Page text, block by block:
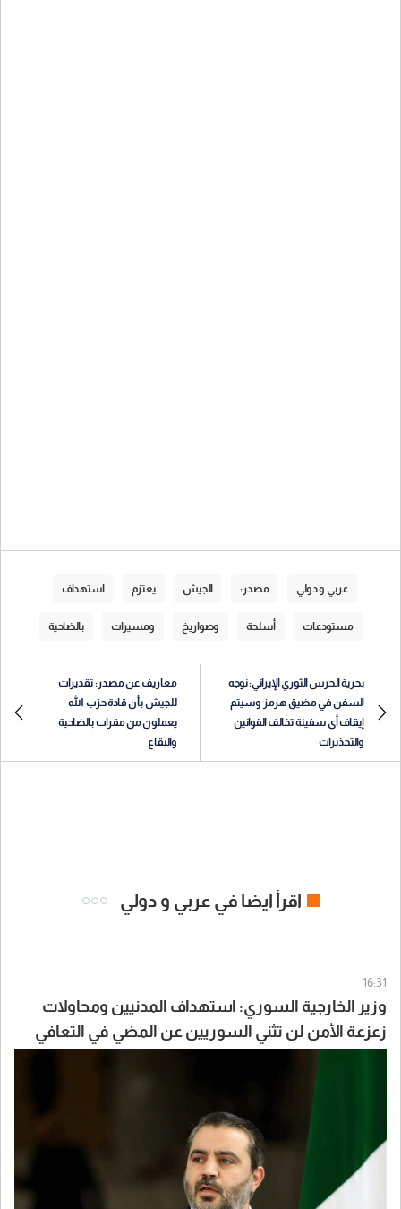
عربي و دولي مصدر: الجيش يعتزم استهداف
مستودعات أسلحة وصواريخ ومسيرات بالضاحية
بحرية الحرس الثوري الإيراني: نوجه
السفن في مضيق هرمز وسيتم
إيقاف أي سفينة تخالف القوانين
والتحذيرات
معاريف عن مصدر: تقديرات
للجيش بأن قادة حزب الله
يعملون من مقرات بالضاحية
والبقاع
اقرأ ايضا في عربي و دولي
16:31
وزير الخارجية السوري: استهداف المدنيين ومحاولات
زعزعة الأمن لن تثني السوريين عن المضي في التعافي